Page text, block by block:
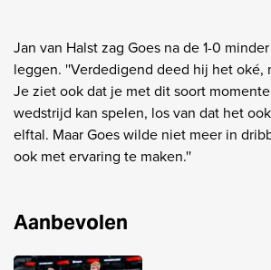
Jan van Halst zag Goes na de 1-0
leggen. ''Verdedigend deed hij het oké,
Je ziet ook dat je met dit soort
wedstrijd kan spelen, los van dat het
elftal. Maar Goes wilde niet meer in
ook met ervaring te maken.''
Aanbevolen